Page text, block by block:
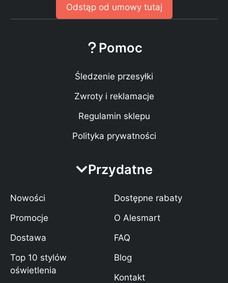
Odstąp od umowy tutaj
Pomoc
Śledzenie przesyłki
Zwroty i reklamacje
Regulamin sklepu
Polityka prywatności
Przydatne
Nowości
Promocje
Dostawa
Top 10 stylów
oświetlenia
Dostępne rabaty
O Alesmart
FAQ
Blog
Kontakt